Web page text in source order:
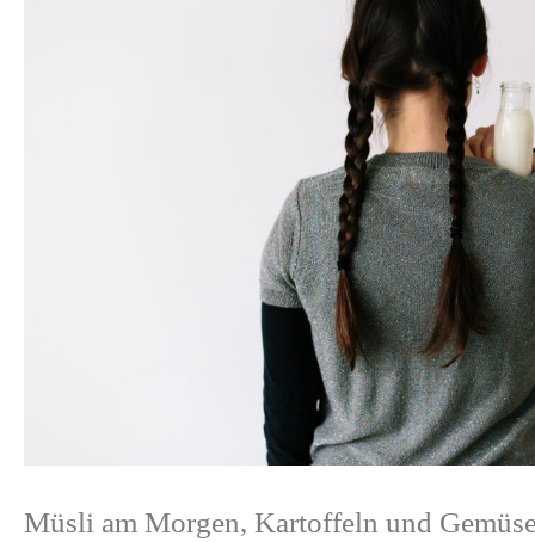
Müsli am Morgen, Kartoffeln und